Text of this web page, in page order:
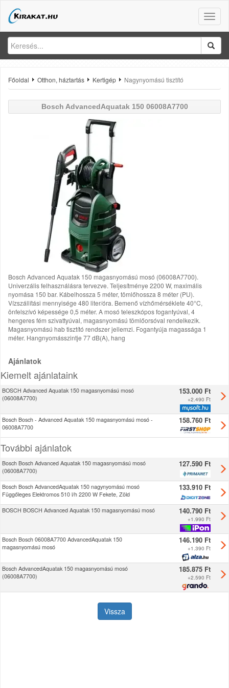
Toggle
Főoldal Otthon, háztartás Kertigép Nagynyomású tisztító
Bosch AdvancedAquatak 150 06008A7700
Bosch Advanced Aquatak 150 magasnyomású mosó (06008A7700).
Univerzális felhasználásra tervezve. Teljesítménye 2200 W, maximális
nyomása 150 bar. Kábelhossza 5 méter, tömlőhossza 8 méter (PU).
Vízszállítási mennyisége 480 liter/óra. Bemenő vízhőmérséklete 40°C,
önfelszívó képessége 0,5 méter. A mosó teleszkópos fogantyúval, 4
hengeres fém szivattyúval, magasnyomású tömlőorsóval rendelkezik.
Magasnyomású hab tisztító rendszer jellemzi. Fogantyúja magassága 1
méter. Hangnyomásszintje 77 dB(A), hang
Ajánlatok
Kiemelt ajánlataink
BOSCH Advanced Aquatak 150 magasnyomású mosó
(06008A7700)
153.000 Ft
+2.490 Ft
Bosch Bosch - Advanced Aquatak 150 magasnyomású mosó -
06008A7700
158.760 Ft
További ajánlatok
Bosch Bosch Advanced Aquatak 150 magasnyomású mosó
(06008A7700)
127.590 Ft
Bosch Bosch AdvancedAquatak 150 nagynyomású mosó
Függőleges Elektromos 510 l/h 2200 W Fekete, Zöld
133.910 Ft
BOSCH BOSCH Advanced Aquatak 150 magasnyomású mosó 140.790 Ft
+1.990 Ft
Bosch Bosch 06008A7700 AdvancedAquatak 150
magasnyomású mosó
146.190 Ft
+1.390 Ft
Bosch AdvancedAquatak 150 magasnyomású mosó
(06008A7700)
185.875 Ft
+2.590 Ft
Vissza